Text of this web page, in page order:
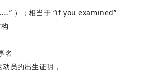
）；相当于 “if you examined”
名
员的出生证明，